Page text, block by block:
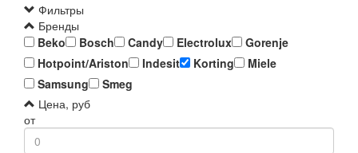
Фильтры
Бренды
Beko
Bosch Candy Electrolux
Gorenje
Hotpoint/Ariston
Indesit Korting
Miele
Samsung
Smeg
Цена, руб
от